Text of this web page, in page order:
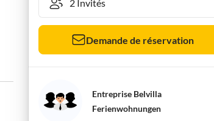
Demande de réservation
Entreprise Belvilla
Ferienwohnungen